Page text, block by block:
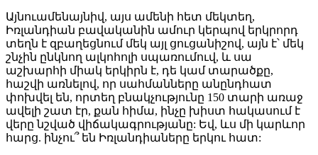
Այնուամենայնիվ, այս ամենի հետ մեկտեղ,
Իռլանդիան բավականին ամուր կերպով երկրորդ
տեղն է զբաղեցնում մեկ այլ ցուցանիշով, այն է՝ մեկ
շնչին ընկնող ալկոհոլի սպառումուվ, և սա
աշխարհի միակ երկիրն է, դե կամ տարածքը,
հաշվի առնելով, որ սահմանները անընդհատ
փոխվել են, որտեղ բնակչությունը 150 տարի առաջ
ավելի շատ էր, քան հիմա, ինչը խիստ հակասում է
վերը նշված վիճակագրությանը: Եվ, ևս մի կարևոր
հարց. ինչու՞ են Իռլանդիաները երկու հատ: